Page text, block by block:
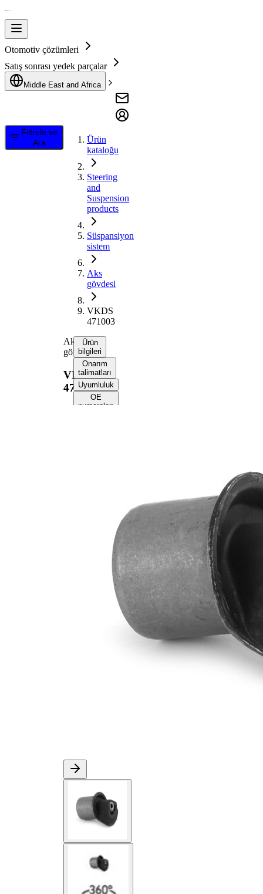
Otomotiv çözümleri
Satış sonrası yedek parçalar
Middle East and Africa
Filtrele ve
Ara
Ürün
kataloğu
Steering
and
Suspension
products
Süspansiyon
sistem
Aks
gövdesi
VKDS
471003
Aks
gövdesi
VKDS
471003
Ürün
bilgileri
Onarım
talimatları
Uyumluluk
OE
numaraları
mm